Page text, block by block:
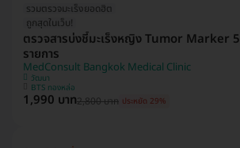
รวมตรวจมะเร็งยอดฮิต
ถูกสุดในเว็บ!
ตรวจสารบ่งชี้มะเร็งหญิง Tumor Marker 5
รายการ
MedConsult Bangkok Medical Clinic
วัฒนา
BTS ทองหล่อ
1,990 บาท2,800 บาท ประหยัด 29%